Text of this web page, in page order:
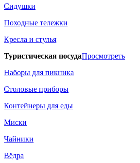
Сидушки
Походные тележки
Кресла и стулья
Туристическая посудаПросмотреть
Наборы для пикника
Столовые приборы
Контейнеры для еды
Миски
Чайники
Вёдра